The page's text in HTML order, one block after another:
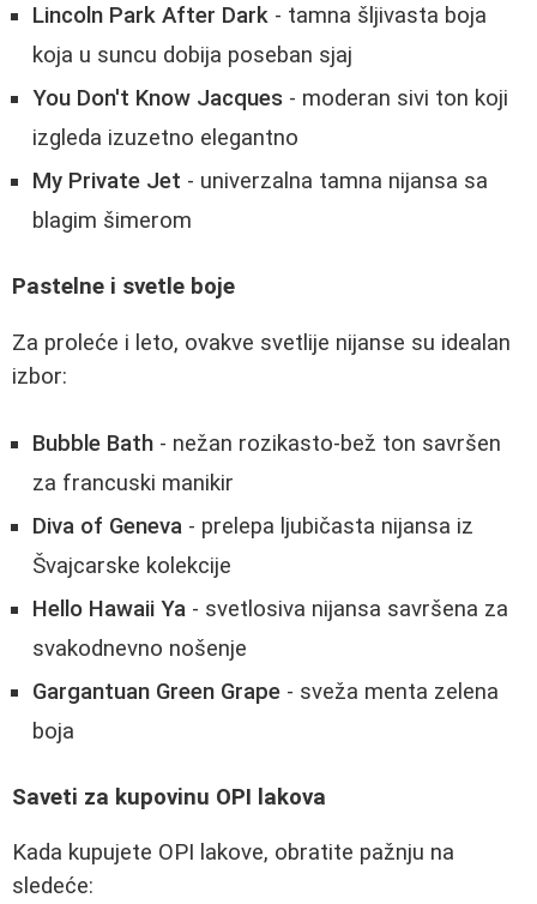
Lincoln Park After Dark - tamna šljivasta boja
koja u suncu dobija poseban sjaj
You Don't Know Jacques - moderan sivi ton koji
izgleda izuzetno elegantno
My Private Jet - univerzalna tamna nijansa sa
blagim šimerom
Pastelne i svetle boje
Za proleće i leto, ovakve svetlije nijanse su idealan
izbor:
Bubble Bath - nežan rozikasto-bež ton savršen
za francuski manikir
Diva of Geneva - prelepa ljubičasta nijansa iz
Švajcarske kolekcije
Hello Hawaii Ya - svetlosiva nijansa savršena za
svakodnevno nošenje
Gargantuan Green Grape - sveža menta zelena
boja
Saveti za kupovinu OPI lakova
Kada kupujete OPI lakove, obratite pažnju na
sledeće: